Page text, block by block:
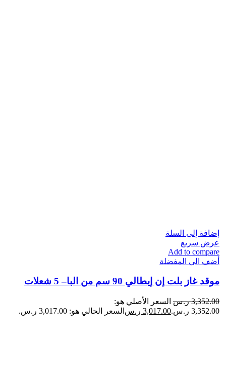
إضافة إلى السلة
عرض سريع
Add to compare
أضف الي المفضلة
موقد غاز بلت إن إيطالي 90 سم من البا– 5 شعلات
3,352.00 ر.س السعر الأصلي هو:
3,352.00 ر.س.
3,017.00 ر.س السعر الحالي هو: 3,017.00 ر.س.